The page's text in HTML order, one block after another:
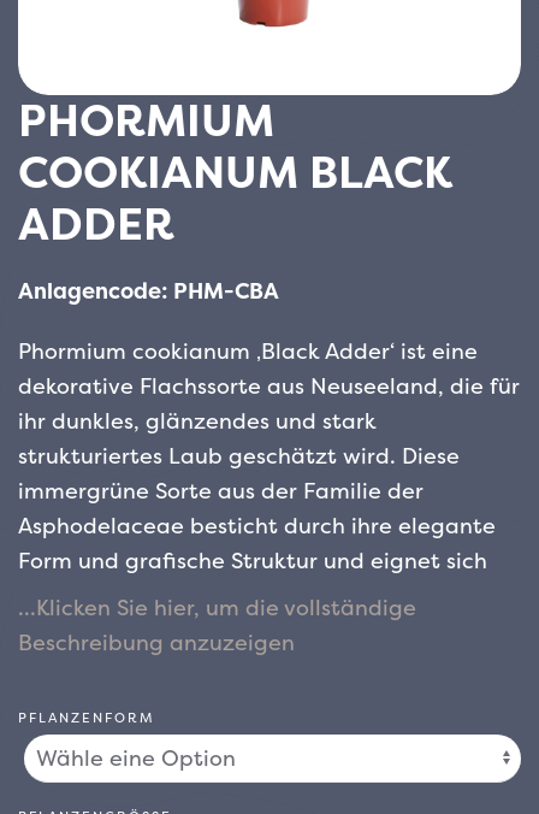
PHORMIUM
COOKIANUM BLACK
ADDER
Anlagencode: PHM-CBA
Phormium cookianum ‚Black Adder‘ ist eine
dekorative Flachssorte aus Neuseeland, die für
ihr dunkles, glänzendes und stark
strukturiertes Laub geschätzt wird. Diese
immergrüne Sorte aus der Familie der
Asphodelaceae besticht durch ihre elegante
Form und grafische Struktur und eignet sich
ideal für die Schaffung starker und
dynamischer Kontraste in modernen,
Blätter haben eine tiefe und intensive Farbe:
ein sehr dunkles, ins Schwarz tendierendes
Violett, das das ganze Jahr über stabil bleibt.
PFLANZENFORM